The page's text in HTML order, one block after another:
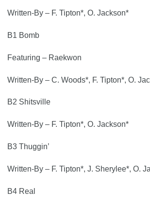
Written-By – F. Tipton*, O. Jackson*
B1 Bomb
Featuring – Raekwon
Written-By – C. Woods*, F. Tipton*, O.
B2 Shitsville
Written-By – F. Tipton*, O. Jackson*
B3 Thuggin’
Written-By – F. Tipton*, J. Sherylee*, O.
B4 Real